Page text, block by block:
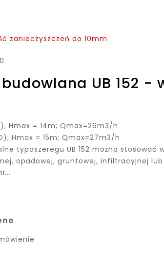
zanieczyszczeń do 10mm
UB 152 -
Hmax = 14m; Qmax=26m3/h
Hmax = 15m; Qmax=27m3/h
typoszeregu UB 152 można
opadowej, gruntowej, infiltracyjnej